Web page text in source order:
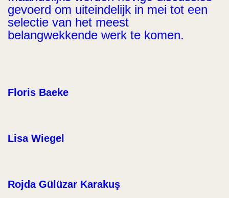
gevoerd om uiteindelijk in mei tot een
selectie van het meest
belangwekkende werk te komen.
Floris Baeke
Lisa Wiegel
Rojda Gülüzar Karakuş